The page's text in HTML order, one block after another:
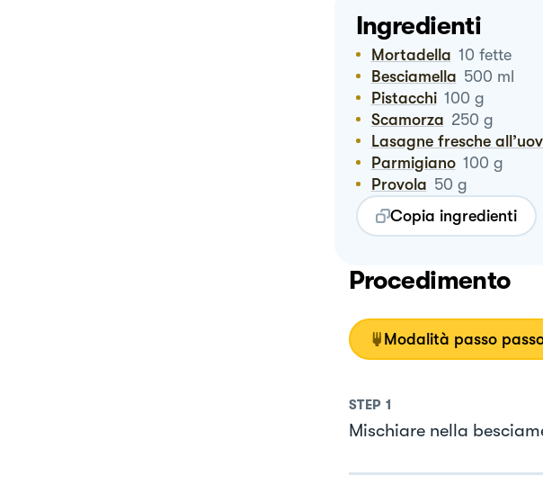
Ingredienti
Mortadella 10 fette
Besciamella 500 ml
Pistacchi 100 g
Scamorza 250 g
Lasagne fresche
Parmigiano 100 g
Provola 50 g
Copia ingredienti
Procedimento
Modalità passo
STEP 1
Mischiare nella